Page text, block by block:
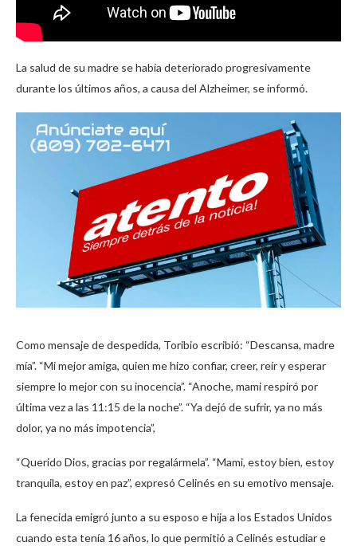
La salud de su madre se había deteriorado progresivamente
durante los últimos años, a causa del Alzheimer, se informó.
Como mensaje de despedida, Toribio escribió: “Descansa, madre
mía”. “Mi mejor amiga, quien me hizo confiar, creer, reír y esperar
siempre lo mejor con su inocencia”. “Anoche, mami respiró por
última vez a las 11:15 de la noche”. “Ya dejó de sufrir, ya no más
dolor, ya no más impotencia”,
“Querido Dios, gracias por regalármela”. “Mami, estoy bien, estoy
tranquila, estoy en paz”, expresó Celinés en su emotivo mensaje.
La fenecida emigró junto a su esposo e hija a los Estados Unidos
cuando esta tenía 16 años, lo que permitió a Celinés estudiar e